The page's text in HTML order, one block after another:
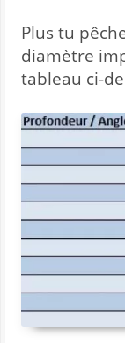
Plus tu
diamètre
tableau ci-